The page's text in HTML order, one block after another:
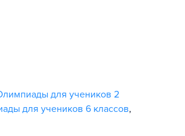
для учеников 2
для учеников 6 классов,